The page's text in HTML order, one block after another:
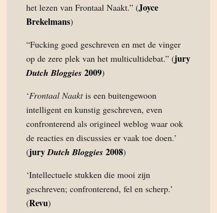
het lezen van Frontaal Naakt.” (Joyce
Brekelmans)
“Fucking goed geschreven en met de vinger
op de zere plek van het multicultidebat.” (jury
Dutch Bloggies 2009)
‘Frontaal Naaktis een buitengewoon
intelligent en kunstig geschreven, even
confronterend als origineel weblog waar ook
de reacties en discussies er vaak toe doen.’
(juryDutch Bloggies 2008)
‘Intellectuele stukken die mooi zijn
geschreven; confronterend, fel en scherp.’
(Revu)